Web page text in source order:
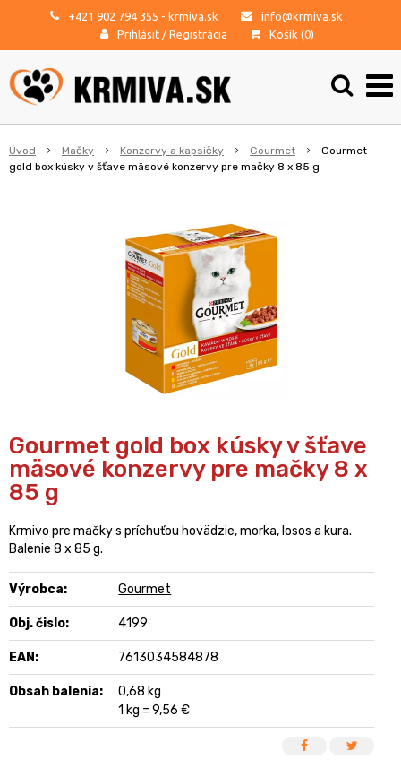
+421 902 794 355 - krmiva.sk
info@krmiva.sk
Prihlásiť / Registrácia Košík (0)
Úvod Mačky Konzervy a kapsičky Gourmet
Gourmet
gold box kúsky v šťave mäsové konzervy pre mačky 8 x 85 g
Gourmet gold box kúsky v šťave
mäsové konzervy pre mačky 8 x
85 g
Krmivo pre mačky s príchuťou hovädzie, morka, losos a kura.
Balenie 8 x 85 g.
Výrobca: Gourmet
Obj. čislo: 4199
EAN: 7613034584878
Obsah balenia:
0,68 kg
1 kg = 9,56 €